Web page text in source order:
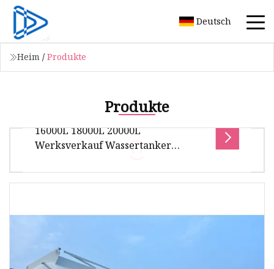
Deutsch
Heim / Produkte
Produkte
16000L 18000L 20000L
Werksverkauf Wassertanker
Bowser Tank Sprühwagen
Werksverkauf Wassertanker Transport